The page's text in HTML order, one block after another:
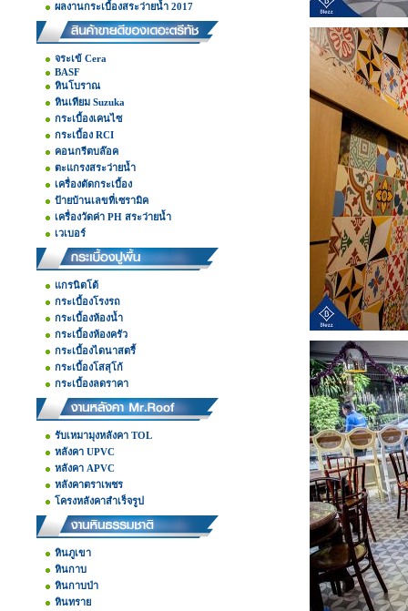
ผลงานกระเบื้องสระว่ายน้ำ 2017
จระเข้ Cera
BASF
หินโบราณ
หินเทียม Suzuka
กระเบื้องเคนไซ
กระเบื้อง RCI
คอนกรีตบล๊อค
ตะแกรงสระว่ายน้ำ
เครื่องตัดกระเบื้อง
ป้ายบ้านเลขที่เซรามิค
เครื่องวัดค่า PH สระว่ายน้ำ
เวเบอร์
แกรนิตโต้
กระเบื้องโรงรถ
กระเบื้องห้องน้ำ
กระเบื้องห้องครัว
กระเบื้องไดนาสตรี้
กระเบื้องโสสุโก้
กระเบื้องลดราคา
รับเหมามุงหลังคา TOL
หลังคา UPVC
หลังคา APVC
หลังคาตราเพชร
โครงหลังคาสำเร็จรูป
หินภูเขา
หินกาบ
หินกาบป่า
หินทราย